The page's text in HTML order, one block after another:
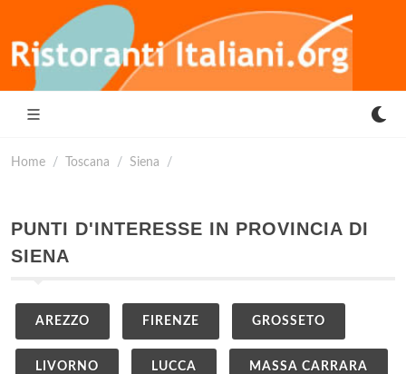
Home Toscana Siena
PUNTI D'INTERESSE IN PROVINCIA DI
SIENA
AREZZO FIRENZE GROSSETO
LIVORNO LUCCA MASSA CARRARA